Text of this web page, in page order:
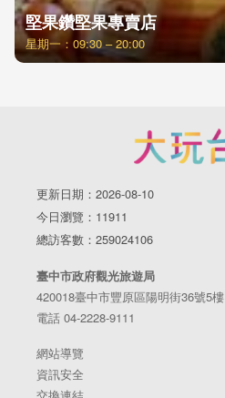
堅果鑽堅果專賣店
星期一：09:30 – 20:00
更新日期：2026-08-10
今日瀏覽：11911
總訪客數：259024106
臺中市政府觀光旅遊局
420018臺中市豐原區陽明街36號5樓
電話 04-2228-9111
網站導覽
資訊安全